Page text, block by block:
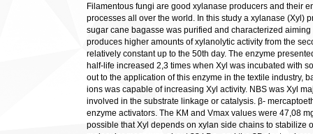
Filamentous fungi are good xylanase producers and their
processes all over the world. In this study a xylanase (Xyl)
sugar cane bagasse was purified and characterized
produces higher amounts of xylanolytic activity from the
relatively constant up to the 50th day. The enzyme
half-life increased 2,3 times when Xyl was incubated with
out to the application of this enzyme in the textile industry,
ions was capable of increasing Xyl activity. NBS was Xyl
involved in the substrate linkage or catalysis. β-
enzyme activators. The KM and Vmax values were 47,08
possible that Xyl depends on xylan side chains to stabilize